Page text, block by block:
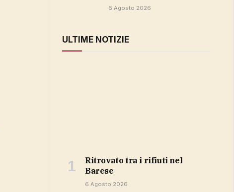
6 Agosto 2026
ULTIME NOTIZIE
ritrovato tra i rifiuti nel
Barese
6 Agosto 2026